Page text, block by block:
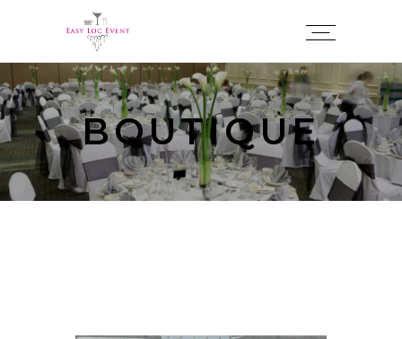
BOUTIQUE
Panneau de gestion des cookies